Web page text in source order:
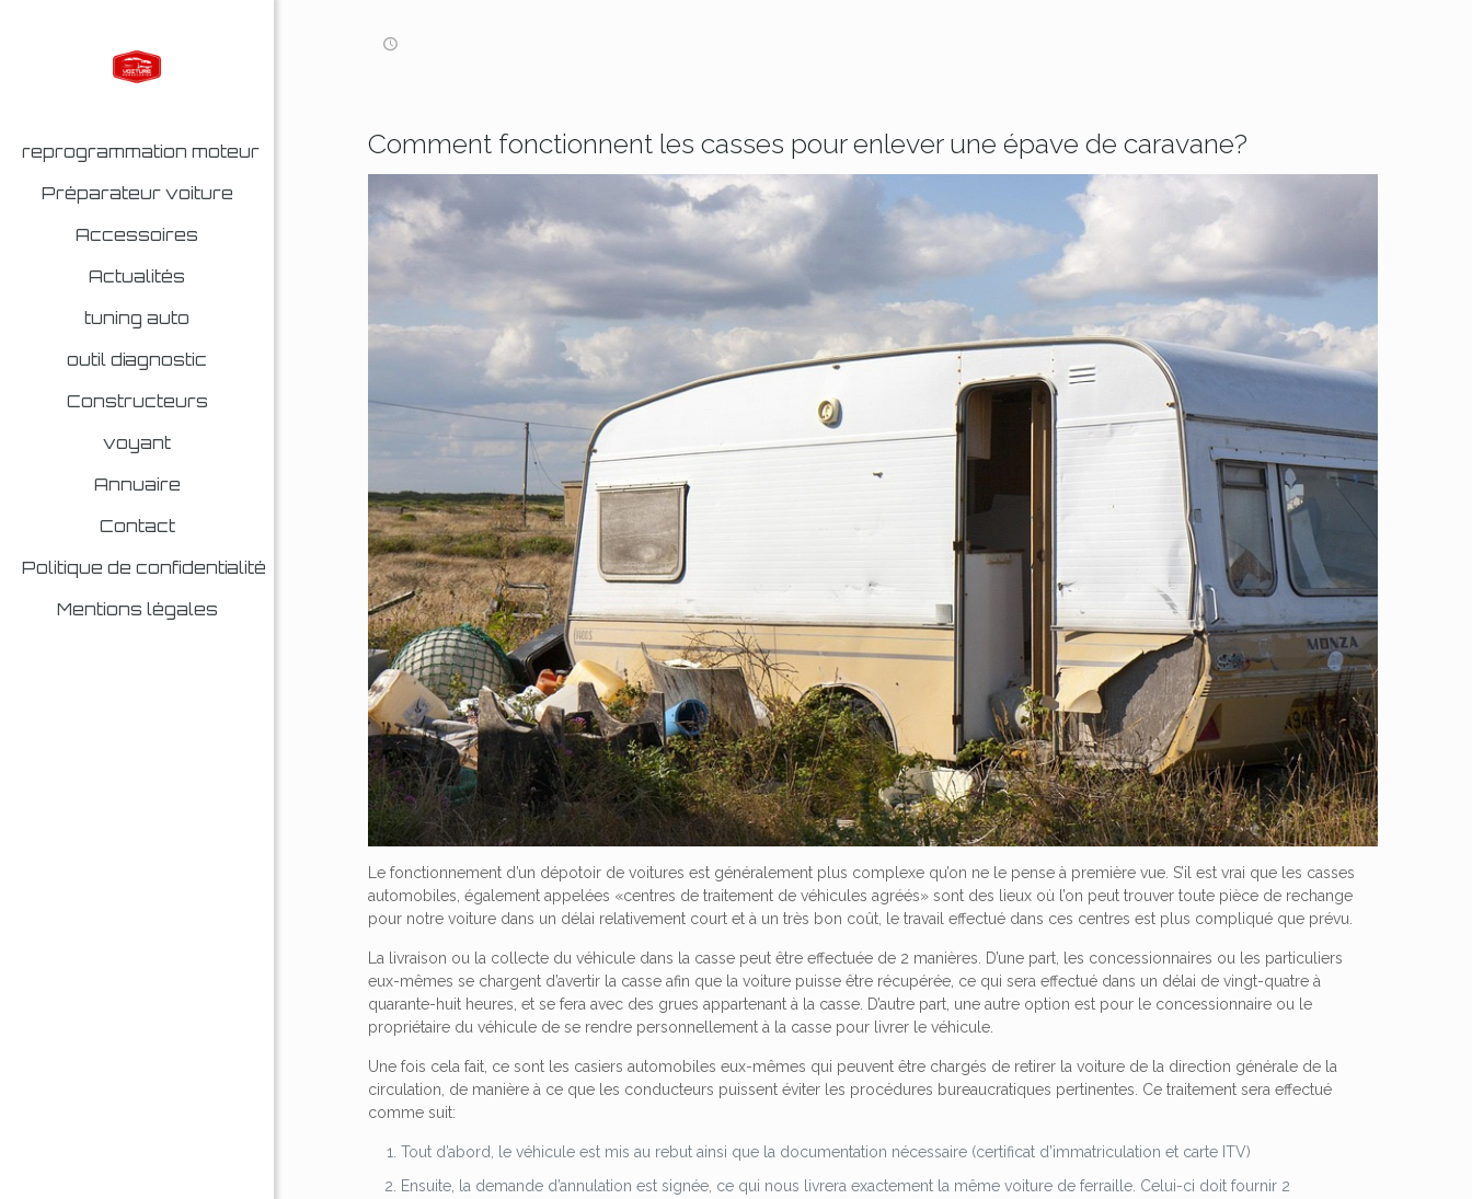
reprogrammation moteur
Préparateur voiture
Accessoires
Actualités
tuning auto
outil diagnostic
Constructeurs
voyant
Annuaire
Contact
Politique de confidentialité
Mentions légales
Comment fonctionnent les casses pour enlever une épave de caravane?
Le fonctionnement d’un dépotoir de voitures est généralement plus complexe qu’on ne le pense à première vue. S’il est vrai que les casses
automobiles, également appelées «centres de traitement de véhicules agréés» sont des lieux où l’on peut trouver toute pièce de rechange
pour notre voiture dans un délai relativement court et à un très bon coût, le travail effectué dans ces centres est plus compliqué que prévu.
La livraison ou la collecte du véhicule dans la casse peut être effectuée de 2 manières. D’une part, les concessionnaires ou les particuliers
eux-mêmes se chargent d’avertir la casse afin que la voiture puisse être récupérée, ce qui sera effectué dans un délai de vingt-quatre à
quarante-huit heures, et se fera avec des grues appartenant à la casse. D’autre part, une autre option est pour le concessionnaire ou le
propriétaire du véhicule de se rendre personnellement à la casse pour livrer le véhicule.
Une fois cela fait, ce sont les casiers automobiles eux-mêmes qui peuvent être chargés de retirer la voiture de la direction générale de la
circulation, de manière à ce que les conducteurs puissent éviter les procédures bureaucratiques pertinentes. Ce traitement sera effectué
comme suit:
Tout d’abord, le véhicule est mis au rebut ainsi que la documentation nécessaire (certificat d’immatriculation et carte ITV)
Ensuite, la demande d’annulation est signée, ce qui nous livrera exactement la même voiture de ferraille. Celui-ci doit fournir 2